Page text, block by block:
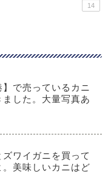
14
で売っているカニ
した。大量写真あ
ワイガニを買って
美味しいカニはど